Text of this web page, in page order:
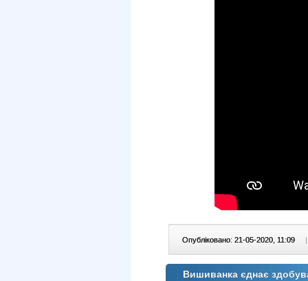
Опубліковано: 21-05-2020, 11:09 |
Вишиванка єднає